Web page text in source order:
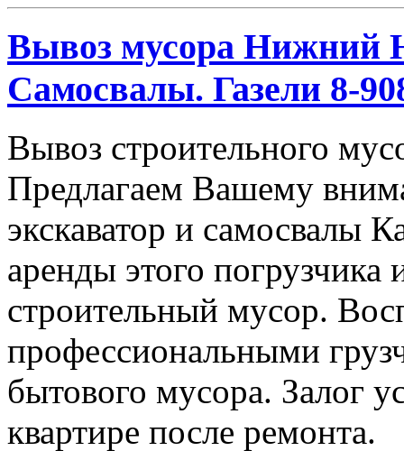
Вывоз мусора Нижний
Самосвалы. Газели 8-
Вывоз строительного
Предлагаем Вашему
экскаватор и самосвалы
аренды этого
строительный мусор.
профессиональными
бытового мусора. Залог
квартире после ремонта.